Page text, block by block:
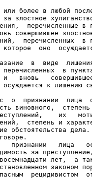
более в любой
за злостное
перечисленные в
совершившее
перечисленных  в
оно
в  виде
в
вновь
к лишению
о  признании  лица
виновного,
их
степень и
обстоятельства
признании   лица
за
лет,  а
рецидивистом